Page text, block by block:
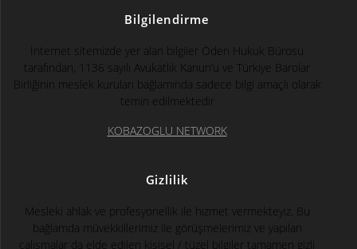
Bilgilendirme
İnternet sitemizde yer alan bilgiler Öden Hukuk Bürosu
tarafından, 1136 sayılı Avukatlık Kanun’u ve Türkiye Barolar
Birliğinin meslek kuruları bağlamında sadece bilgi amaçlı olarak
temin edilmektedir
KOBAZOGLU NETWORK
Gizlilik
Mesleki ahlak ve profesyonellik ile hizmet vermekteyiz. Bu
bağlamda müvekkillerimiz ile görüşmelerimiz ve yapılan
çalışmalar da elde edilen kişisel / tüzel bilgiler tamamen gizli